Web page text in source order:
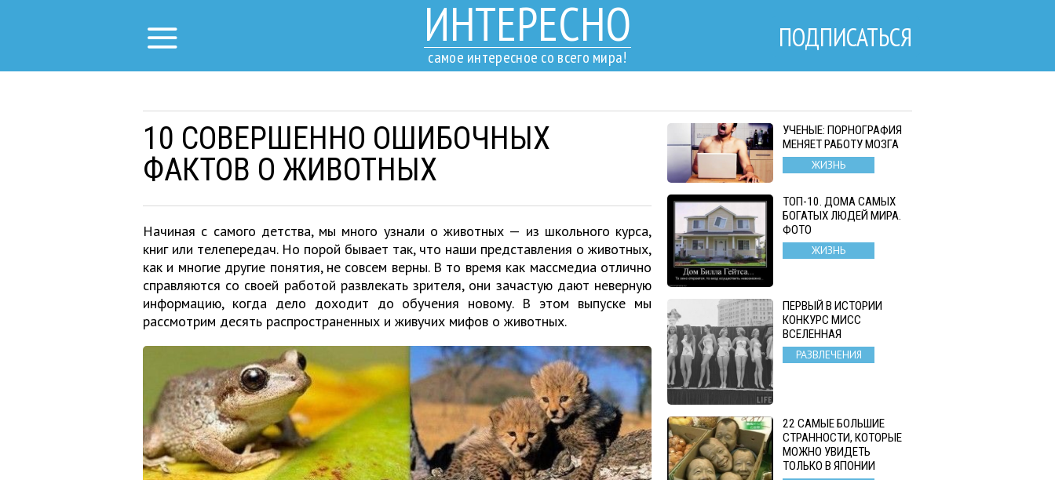
ИНТЕРЕСНО
самое интересное со всего мира!
ПОДПИСАТЬСЯ
10 СОВЕРШЕННО ОШИБОЧНЫХ
ФАКТОВ О ЖИВОТНЫХ
Начиная с самого детства, мы много узнали о животных — из школьного курса,
книг или телепередач. Но порой бывает так, что наши представления о животных,
как и многие другие понятия, не совсем верны. В то время как массмедиа отлично
справляются со своей работой развлекать зрителя, они зачастую дают неверную
информацию, когда дело доходит до обучения новому. В этом выпуске мы
рассмотрим десять распространенных и живучих мифов о животных.
УЧЕНЫЕ: ПОРНОГРАФИЯ
МЕНЯЕТ РАБОТУ МОЗГА
ЖИЗНЬ
ТОП-10. ДОМА САМЫХ
БОГАТЫХ ЛЮДЕЙ МИРА.
ФОТО
ЖИЗНЬ
ПЕРВЫЙ В ИСТОРИИ
КОНКУРС МИСС
ВСЕЛЕННАЯ
РАЗВЛЕЧЕНИЯ
22 САМЫЕ БОЛЬШИЕ
СТРАННОСТИ, КОТОРЫЕ
МОЖНО УВИДЕТЬ
ТОЛЬКО В ЯПОНИИ